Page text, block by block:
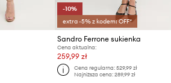
-10%
extra -5% z kodem: OFF*
Sandro Ferrone sukienka
Cena aktualna:
259,99 zł
Cena regularna: 529,99 zł
Najniższa cena: 289,99 zł